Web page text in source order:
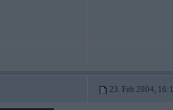
23. Feb 2004,